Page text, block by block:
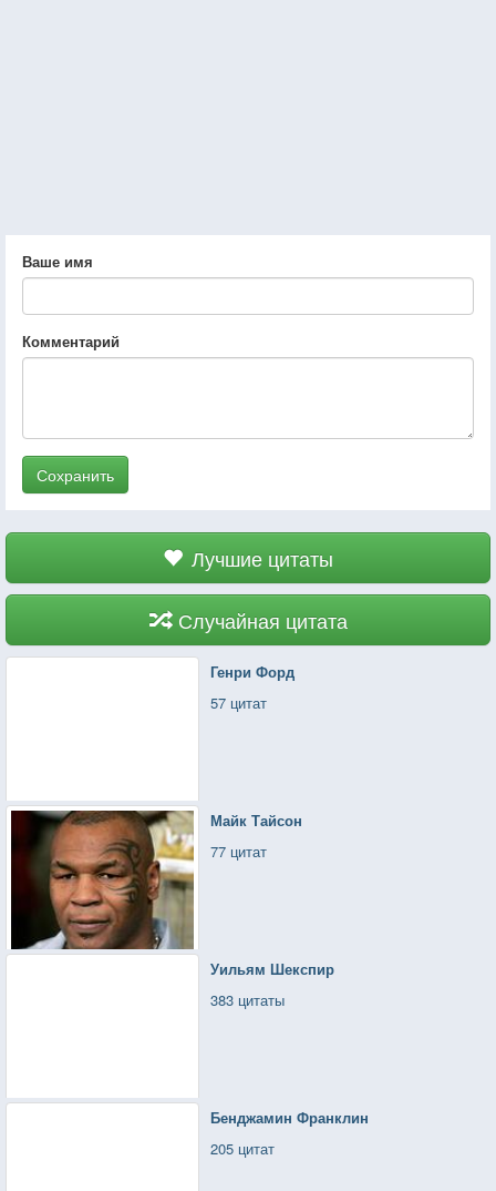
Ваше имя
Комментарий
Сохранить
Лучшие цитаты
Случайная цитата
Генри Форд
57 цитат
Майк Тайсон
77 цитат
Уильям Шекспир
383 цитаты
Бенджамин Франклин
205 цитат